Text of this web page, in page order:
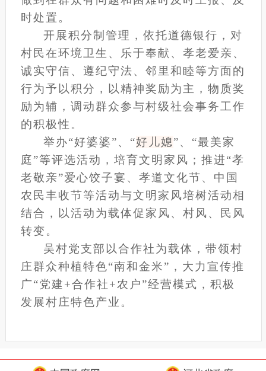
时处置。
开展积分制管理，依托道德银行，对
村民在环境卫生、乐于奉献、孝老爱亲、
诚实守信、遵纪守法、邻里和睦等方面的
行为予以积分，以精神奖励为主，物质奖
励为辅，调动群众参与村级社会事务工作
的积极性。
举办“好婆婆”、“好儿媳”、“最美家
庭”等评选活动，培育文明家风；推进“孝
老敬亲”爱心饺子宴、孝道文化节、中国
农民丰收节等活动与文明家风培树活动相
结合，以活动为载体促家风、村风、民风
转变。
吴村党支部以合作社为载体，带领村
庄群众种植特色“南和金米”，大力宣传推
广“党建+合作社+农户”经营模式，积极
发展村庄特色产业。